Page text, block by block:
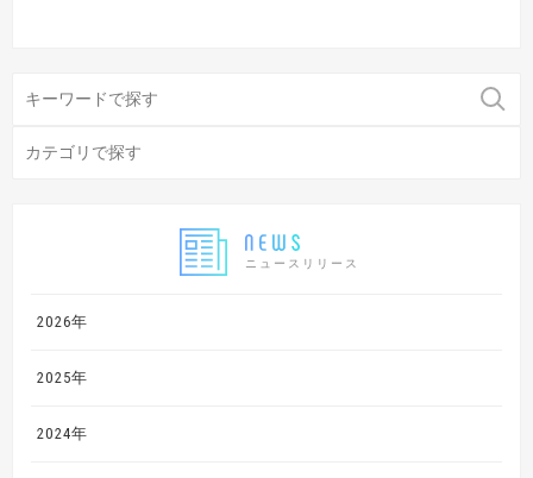
ニュースリリース
2026年
2025年
2024年